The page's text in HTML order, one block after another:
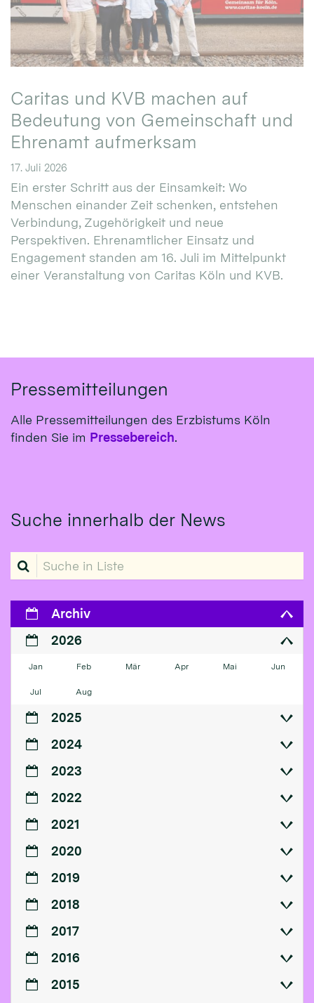
Caritas und KVB machen auf
Bedeutung von Gemeinschaft und
Ehrenamt aufmerksam
17. Juli 2026
Ein erster Schritt aus der Einsamkeit: Wo
Menschen einander Zeit schenken, entstehen
Verbindung, Zugehörigkeit und neue
Perspektiven. Ehrenamtlicher Einsatz und
Engagement standen am 16. Juli im Mittelpunkt
einer Veranstaltung von Caritas Köln und KVB.
Pressemitteilungen
Alle Pressemitteilungen des Erzbistums Köln
finden Sie im Pressebereich.
Suche innerhalb der News
Suche in Liste
Archiv
2026
Jan Feb Mär Apr Mai Jun
Jul Aug
2025
2024
2023
2022
2021
2020
2019
2018
2017
2016
2015